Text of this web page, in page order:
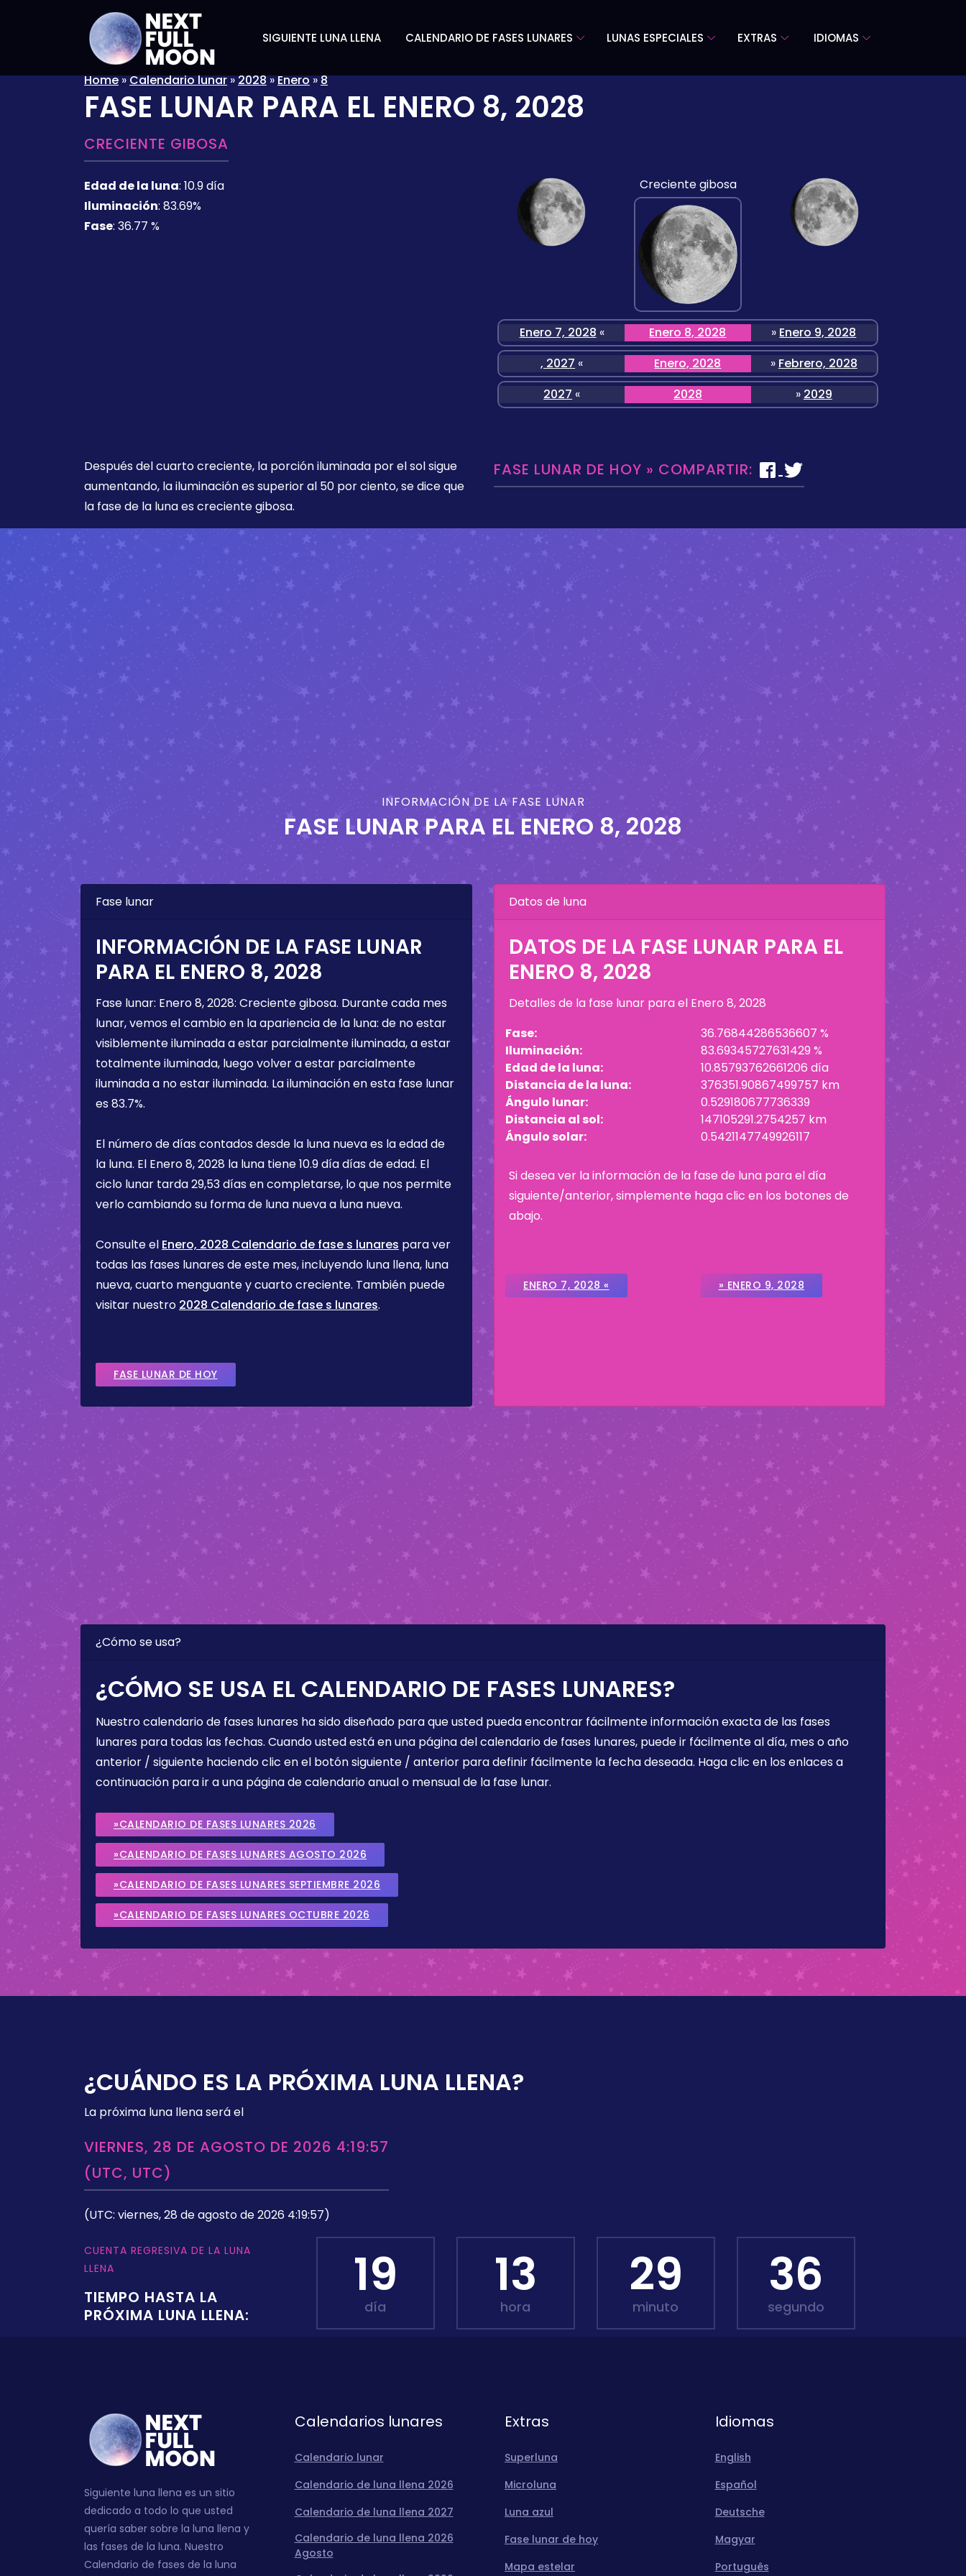
SIGUIENTE LUNA LLENA CALENDARIO DE FASES LUNARES LUNAS ESPECIALES EXTRAS IDIOMAS
Home»Calendario lunar»2028»Enero»8
FASE LUNAR PARA EL ENERO 8, 2028
CRECIENTE GIBOSA
Edad de la luna: 10.9 día
Iluminación: 83.69%
Fase: 36.77 %
Creciente gibosa
Enero 7, 2028 « Enero 8, 2028 » Enero 9, 2028
, 2027 « Enero, 2028 » Febrero, 2028
2027 « 2028 » 2029
Después del cuarto creciente, la porción iluminada por el sol sigue
aumentando, la iluminación es superior al 50 por ciento, se dice que
la fase de la luna es creciente gibosa.
FASE LUNAR DE HOY » COMPARTIR:
INFORMACIÓN DE LA FASE LUNAR
FASE LUNAR PARA ELENERO 8, 2028
Fase lunar
INFORMACIÓN DE LA FASE LUNAR
PARA EL ENERO 8, 2028
Fase lunar: Enero 8, 2028: Creciente gibosa. Durante cada mes
lunar, vemos el cambio en la apariencia de la luna: de no estar
visiblemente iluminada a estar parcialmente iluminada, a estar
totalmente iluminada, luego volver a estar parcialmente
iluminada a no estar iluminada. La iluminación en esta fase lunar
es 83.7%.
El número de días contados desde la luna nueva es la edad de
la luna. El Enero 8, 2028 la luna tiene10.9 díadías de edad. El
ciclo lunar tarda 29,53 días en completarse, lo que nos permite
verlo cambiando su forma de luna nueva a luna nueva.
Consulte el Enero, 2028 Calendario de fase s lunares para ver
todas las fases lunares de este mes, incluyendo luna llena, luna
nueva, cuarto menguante y cuarto creciente. También puede
visitar nuestro 2028 Calendario de fase s lunares.
FASE LUNAR DE HOY
Datos de luna
DATOS DE LA FASE LUNAR PARA EL
ENERO 8, 2028
Detalles de la fase lunar para el Enero 8, 2028
Fase:
36.76844286536607 %
Iluminación:
83.69345727631429 %
Edad de la luna:
10.85793762661206 día
Distancia de la luna:
376351.90867499757 km
Ángulo lunar:
0.529180677736339
Distancia al sol:
147105291.2754257 km
Ángulo solar:
0.5421147749926117
Si desea ver la información de la fase de luna para el día
siguiente/anterior, simplemente haga clic en los botones de
abajo.
ENERO 7, 2028 « » ENERO 9, 2028
¿Cómo se usa?
¿CÓMO SE USA EL CALENDARIO DE FASES LUNARES?
Nuestro calendario de fases lunares ha sido diseñado para que usted pueda encontrar fácilmente información exacta de las fases
lunares para todas las fechas. Cuando usted está en una página del calendario de fases lunares, puede ir fácilmente al día, mes o año
anterior / siguiente haciendo clic en el botón siguiente / anterior para definir fácilmente la fecha deseada. Haga clic en los enlaces a
continuación para ir a una página de calendario anual o mensual de la fase lunar.
»CALENDARIO DE FASES LUNARES 2026
»CALENDARIO DE FASES LUNARES AGOSTO 2026
»CALENDARIO DE FASES LUNARES SEPTIEMBRE 2026
»CALENDARIO DE FASES LUNARES OCTUBRE 2026
¿CUÁNDO ES LA PRÓXIMA LUNA LLENA?
La próxima luna llena será el
VIERNES, 28 DE AGOSTO DE 2026 4:19:57
(UTC, UTC)
(UTC: viernes, 28 de agosto de 2026 4:19:57)
CUENTA REGRESIVA DE LA LUNA
LLENA
TIEMPO HASTA LA
PRÓXIMA LUNA LLENA:
19
día
13
hora
29
minuto
34
segundo
Siguiente luna llena es un sitio
dedicado a todo lo que usted
quería saber sobre la luna llena y
las fases de la luna. Nuestro
Calendario de fases de la luna
Calendarios lunares
Calendario lunar
Calendario de luna llena 2026
Calendario de luna llena 2027
Calendario de luna llena 2026
Agosto
Extras
Superluna
Microluna
Luna azul
Fase lunar de hoy
Mapa estelar
Idiomas
English
Español
Deutsche
Magyar
Português